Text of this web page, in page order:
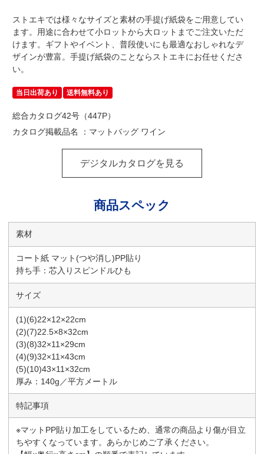
ストエキでは様々なサイズと素材の手提げ紙袋をご用意してい
ます。用途に合わせて小ロットから大ロットまでご注文いただ
けます。ギフトやイベント、普段使いにも最適なおしゃれなデ
ザインが豊富。手提げ紙袋のことならストエキにお任せくださ
い。
当日出荷あり 送料無料あり
総合カタログ42号（447P）
カタログ掲載品名 ：マットバッグ ワイン
デジタルカタログを見る
商品スペック
素材
コート紙 マット(つや消し)PP貼り
持ち手：芯入りスピンドルひも
サイズ
(1)(6)22×12×22cm
(2)(7)22.5×8×32cm
(3)(8)32×11×29cm
(4)(9)32×11×43cm
(5)(10)43×11×32cm
厚み：140g／平方メートル
特記事項
※マットPP貼り加工をしているため、通常の商品より傷が目立
ちやすくなっています。あらかじめご了承ください。